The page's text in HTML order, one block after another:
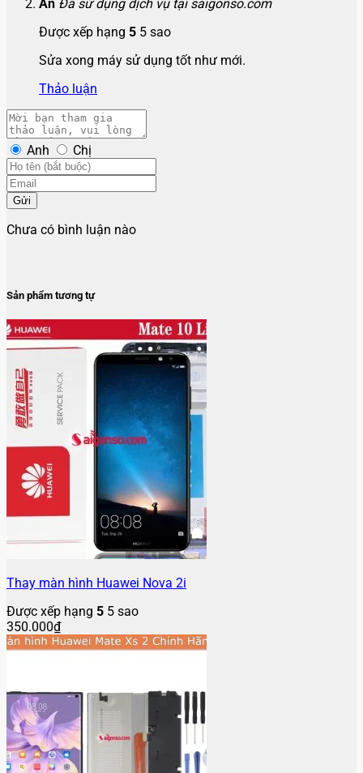
An Đã sử dụng dịch vụ tại saigonso.com
Được xếp hạng 5 5 sao
Sửa xong máy sử dụng tốt như mới.
Thảo luận
Anh Chị
Gửi
Chưa có bình luận nào
Sản phẩm tương tự
Thay màn hình Huawei Nova 2i
Được xếp hạng 5 5 sao
350.000₫